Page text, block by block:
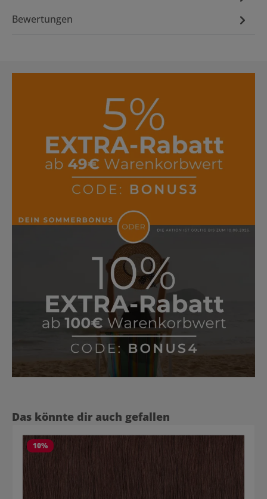
Bewertungen
Produktgalerie überspringen
Das könnte dir auch gefallen
10%